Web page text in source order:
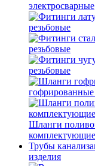
электросварные
резьбовые
резьбовые
резьбовые
Шланги
комплектующие
Трубы
изделия